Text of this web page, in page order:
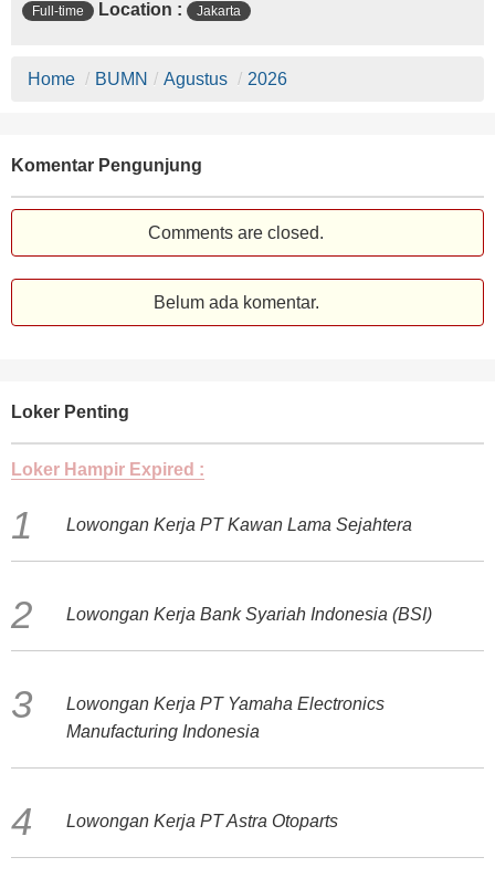
Full-time Location : Jakarta
Home / BUMN / Agustus / 2026
Komentar Pengunjung
Comments are closed.
Belum ada komentar.
Loker Penting
Loker Hampir Expired :
Lowongan Kerja PT Kawan Lama Sejahtera
Lowongan Kerja Bank Syariah Indonesia (BSI)
Lowongan Kerja PT Yamaha Electronics
Manufacturing Indonesia
Lowongan Kerja PT Astra Otoparts